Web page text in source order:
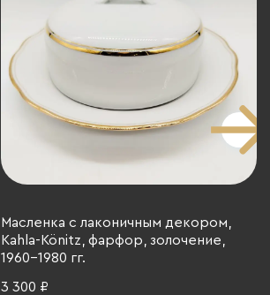
Масленка с лаконичным декором,
Kahla-Könitz, фарфор, золочение,
1960-1980 гг.
3 300 ₽